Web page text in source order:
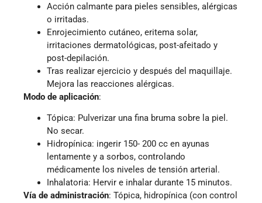
Acción calmante para pieles sensibles, alérgicas
o irritadas.
Enrojecimiento cutáneo, eritema solar,
irritaciones dermatológicas, post-afeitado y
post-depilación.
Tras realizar ejercicio y después del maquillaje.
Mejora las reacciones alérgicas.
Modo de aplicación:
Tópica: Pulverizar una fina bruma sobre la piel.
No secar.
Hidropínica: ingerir 150- 200 cc en ayunas
lentamente y a sorbos, controlando
médicamente los niveles de tensión arterial.
Inhalatoria: Hervir e inhalar durante 15 minutos.
Vía de administración: Tópica, hidropínica (con control